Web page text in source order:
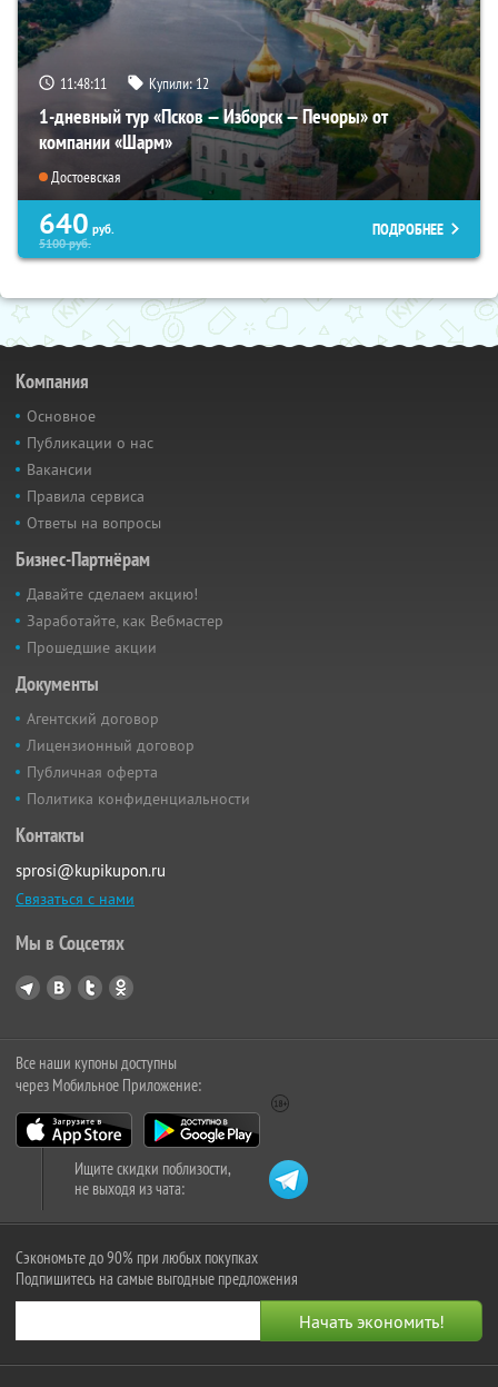
11:48:09 Купили:12
1-дневный тур «Псков — Изборск — Печоры» от
компании «Шарм»
Достоевская
640 руб.
5100руб.
ПОДРОБНЕЕ
Компания
Основное
Публикации о нас
Вакансии
Правила сервиса
Ответы на вопросы
Бизнес-Партнёрам
Давайте сделаем акцию!
Заработайте, как Вебмастер
Прошедшие акции
Документы
Агентский договор
Лицензионный договор
Публичная оферта
Политика конфиденциальности
Контакты
sprosi@kupikupon.ru
Связаться с нами
Мы в Соцсетях
Все наши купоны доступны
через Мобильное Приложение:
Ищите скидки поблизости,
не выходя из чата:
Сэкономьте до 90% при любых покупках
Подпишитесь на самые выгодные предложения